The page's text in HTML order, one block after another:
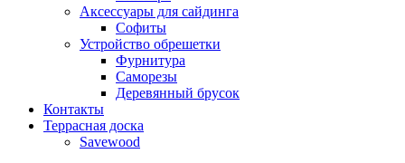
Аксессуары для сайдинга
Софиты
Устройство обрешетки
Фурнитура
Саморезы
Деревянный брусок
Контакты
Террасная доска
Savewood